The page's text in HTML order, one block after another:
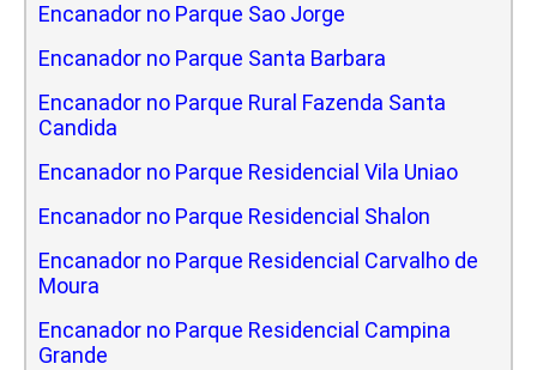
Encanador no Parque Sao Jorge
Encanador no Parque Santa Barbara
Encanador no Parque Rural Fazenda Santa
Candida
Encanador no Parque Residencial Vila Uniao
Encanador no Parque Residencial Shalon
Encanador no Parque Residencial Carvalho de
Moura
Encanador no Parque Residencial Campina
Grande